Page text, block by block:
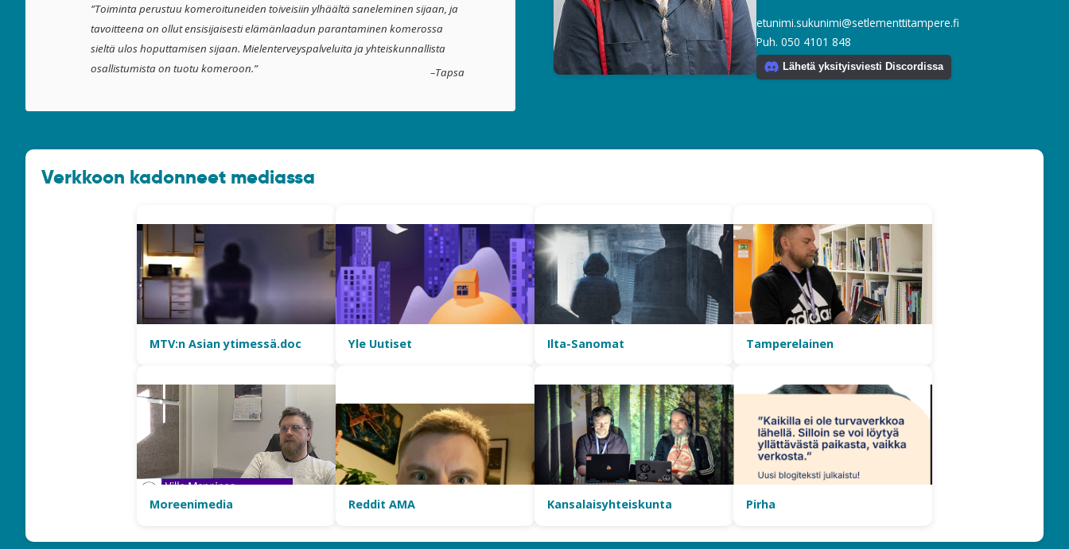
”Toiminta perustuu komeroituneiden toiveisiin ylhäältä saneleminen sijaan, ja
tavoitteena on ollut ensisijaisesti elämänlaadun parantaminen komerossa
sieltä ulos hoputtamisen sijaan. Mielenterveyspalveluita ja yhteiskunnallista
osallistumista on tuotu komeroon.”
–Tapsa
etunimi.sukunimi@setlementtitampere.fi
Puh. 050 4101 848
Lähetä yksityisviesti Discordissa
Verkkoon kadonneet mediassa
MTV:n Asian ytimessä.doc Yle Uutiset Ilta-Sanomat Tamperelainen
Moreenimedia Reddit AMA Kansalaisyhteiskunta Pirha